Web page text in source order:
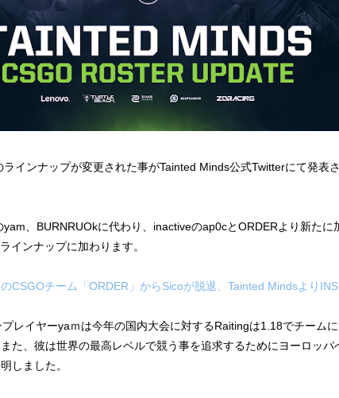
インナップが変更された事がTainted Minds公式Twitterにて発表
、BURNRUOkに代わり、inactiveのap0cとORDERより新たに
インナップに加わります。
CSGOチーム「ORDER」からSicoが脱退、Tainted Mindsより
レイヤーyaｍは今年の国内大会に対するRaitingは1.18でチームに
た、彼は世界の最高レベルで競う事を追求するためにヨーロッパ
しました。